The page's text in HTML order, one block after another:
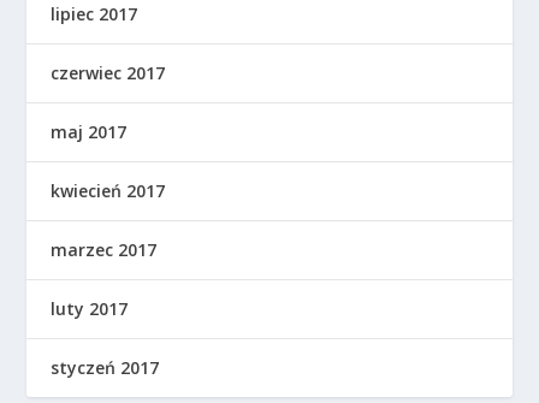
lipiec 2017
czerwiec 2017
maj 2017
kwiecień 2017
marzec 2017
luty 2017
styczeń 2017